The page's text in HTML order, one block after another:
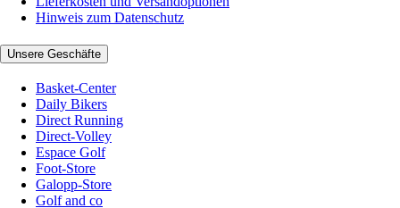
Hinweis zum Datenschutz
Unsere Geschäfte
Basket-Center
Daily Bikers
Direct Running
Direct-Volley
Espace Golf
Foot-Store
Galopp-Store
Golf and co